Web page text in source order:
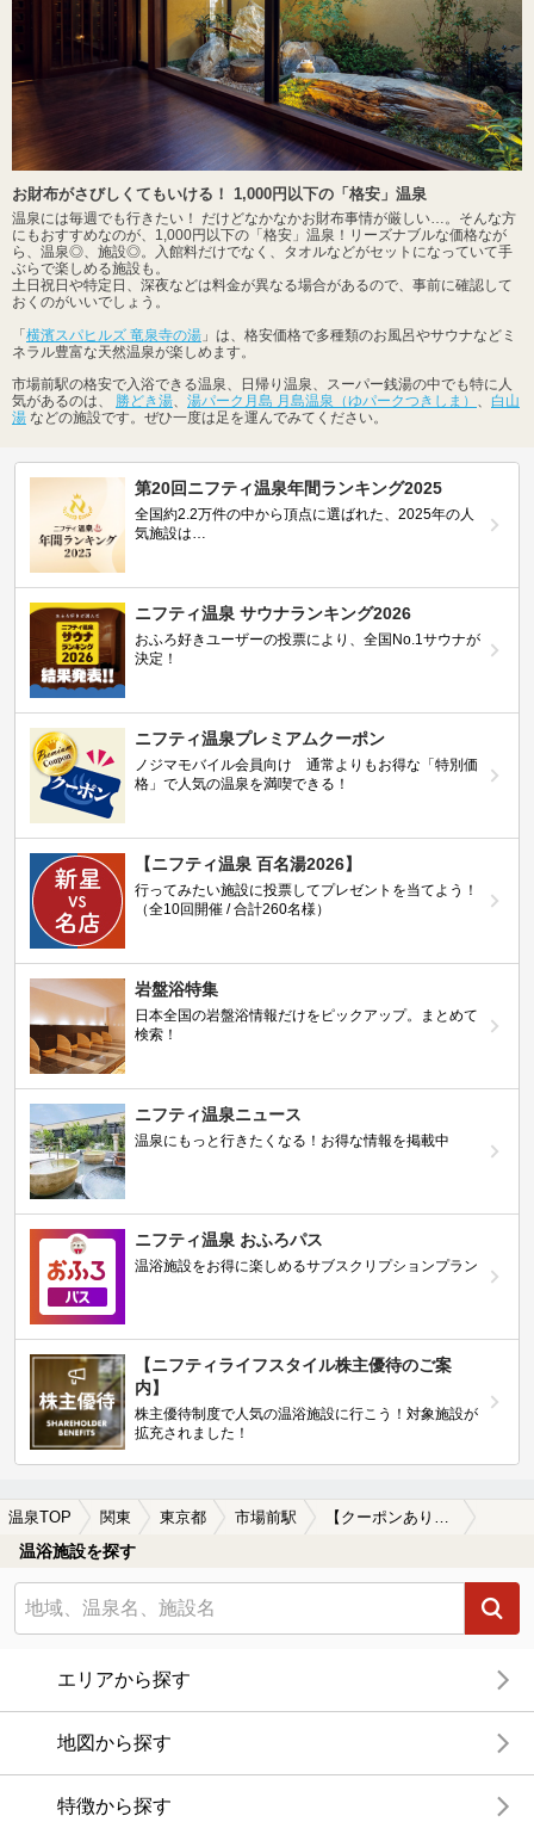
お財布がさびしくてもいける！ 1,000円以下の「格安」温泉
温泉には毎週でも行きたい！ だけどなかなかお財布事情が厳しい…。そんな方
にもおすすめなのが、1,000円以下の「格安」温泉！リーズナブルな価格なが
ら、温泉◎、施設◎。入館料だけでなく、タオルなどがセットになっていて手
ぶらで楽しめる施設も。
土日祝日や特定日、深夜などは料金が異なる場合があるので、事前に確認して
おくのがいいでしょう。
「 横濱スパヒルズ 竜泉寺の湯 」は、格安価格で多種類のお風呂やサウナなどミ
ネラル豊富な天然温泉が楽しめます。
市場前駅の格安で入浴できる温泉、日帰り温泉、スーパー銭湯の中でも特に人
気があるのは、 勝どき湯、 湯パーク月島 月島温泉（ゆパークつきしま） 、 白山
湯 などの施設です。ぜひ一度は足を運んでみてください。
第20回ニフティ温泉年間ランキング2025
全国約2.2万件の中から頂点に選ばれた、2025年の人
気施設は…
ニフティ温泉 サウナランキング2026
おふろ好きユーザーの投票により、全国No.1サウナが
決定！
ニフティ温泉プレミアムクーポン
ノジマモバイル会員向け 通常よりもお得な「特別価
格」で人気の温泉を満喫できる！
【ニフティ温泉 百名湯2026】
行ってみたい施設に投票してプレゼントを当てよう！
（全10回開催 / 合計260名様）
岩盤浴特集
日本全国の岩盤浴情報だけをピックアップ。まとめて
検索！
ニフティ温泉ニュース
温泉にもっと行きたくなる！お得な情報を掲載中
ニフティ温泉 おふろパス
温浴施設をお得に楽しめるサブスクリプションプラン
【ニフティライフスタイル株主優待のご案
内】
株主優待制度で人気の温浴施設に行こう！対象施設が
拡充されました！
温泉TOP 関東 東京都 市場前駅
温浴施設を探す
エリアから探す
地図から探す
特徴から探す